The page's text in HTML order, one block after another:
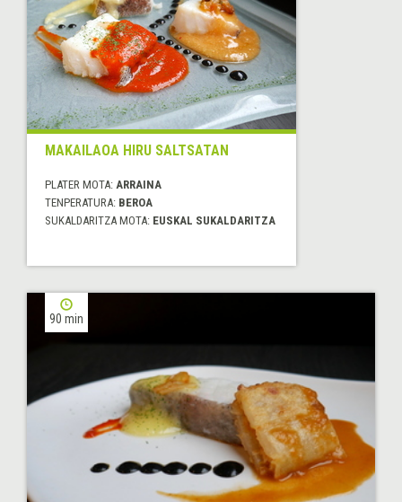
MAKAILAOA HIRU SALTSATAN
PLATER MOTA: ARRAINA
TENPERATURA: BEROA
SUKALDARITZA MOTA: EUSKAL SUKALDARITZA
90 min